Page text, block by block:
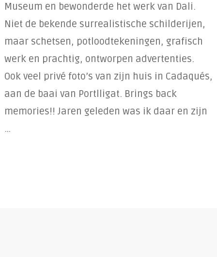
Museum en bewonderde het werk van Dali.
Niet de bekende surrealistische schilderijen,
maar schetsen, potloodtekeningen, grafisch
werk en prachtig, ontworpen advertenties.
Ook veel privé foto’s van zijn huis in Cadaqués,
aan de baai van Portlligat. Brings back
memories!! Jaren geleden was ik daar en zijn
…